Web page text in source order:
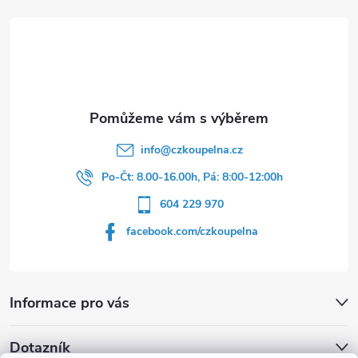
Informace pro vás
info@czkoupelna.cz
Po-Čt: 8.00-16.00h, Pá: 8:00-12:00h
604 229 970
facebook.com/czkoupelna
Dotazník